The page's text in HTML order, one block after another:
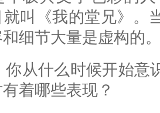
叫《我的堂兄》。
细节大量是虚构的
你从什么时候开始意
着哪些表现？